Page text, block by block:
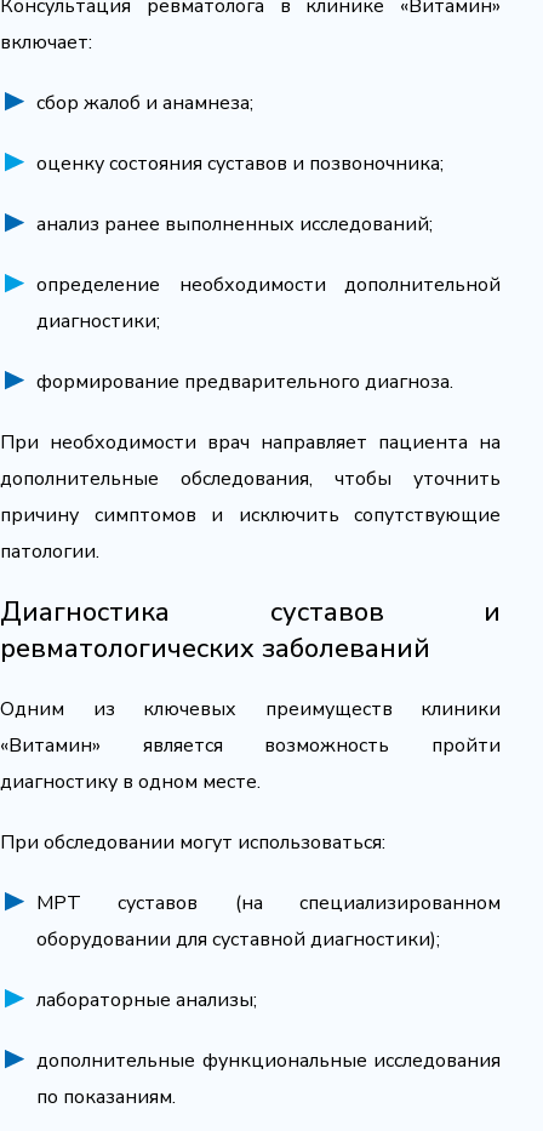
Консультация ревматолога в клинике «Витамин»
включает:
сбор жалоб и анамнеза;
оценку состояния суставов и позвоночника;
анализ ранее выполненных исследований;
определение необходимости дополнительной
диагностики;
формирование предварительного диагноза.
При необходимости врач направляет пациента на
дополнительные обследования, чтобы уточнить
причину симптомов и исключить сопутствующие
патологии.
Диагностика суставов и
ревматологических заболеваний
Одним из ключевых преимуществ клиники
«Витамин» является возможность пройти
диагностику в одном месте.
При обследовании могут использоваться:
МРТ суставов (на специализированном
оборудовании для суставной диагностики);
лабораторные анализы;
дополнительные функциональные исследования
по показаниям.